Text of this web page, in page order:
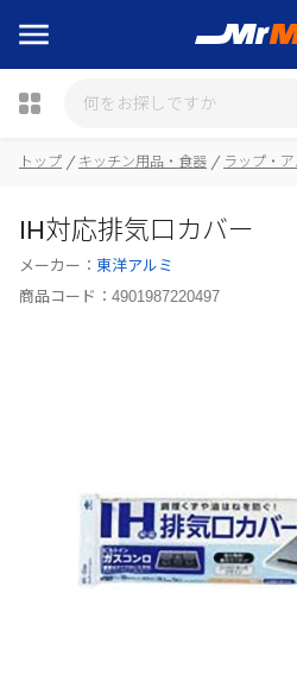
瓶詰
トップ キッチン用品・食器 ラップ・
IH対応排気口カバー
メーカー： 東洋アルミ
商品コード： 4901987220497